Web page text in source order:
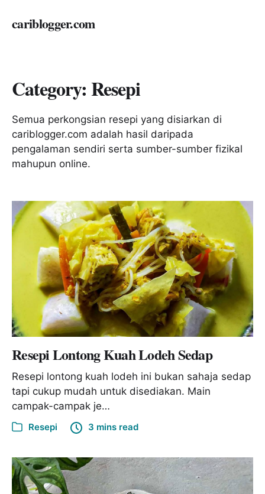
cariblogger.com
Category:Resepi
Semua perkongsian resepi yang disiarkan di
cariblogger.com adalah hasil daripada
pengalaman sendiri serta sumber-sumber fizikal
mahupun online.
Resepi Lontong Kuah Lodeh Sedap
Resepi lontong kuah lodeh ini bukan sahaja sedap
tapi cukup mudah untuk disediakan. Main
campak-campak je…
Resepi 3 mins read